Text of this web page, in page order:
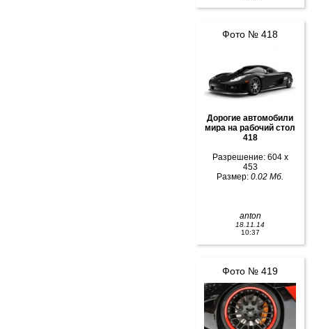
Фото № 418
Дорогие автомобили
мира на рабочий стол
418
Разрешение: 604 x
453
Размер: 0.02 Мб.
anton
18.11.14
10:37
Фото № 419